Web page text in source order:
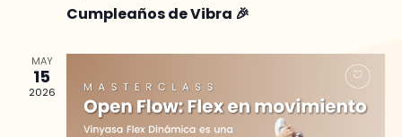
Cumpleaños de Vibra 🎉
MAY
15
2026